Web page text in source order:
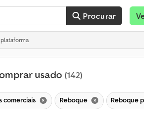
Procurar
usado (142)
comerciais Reboque Reboque